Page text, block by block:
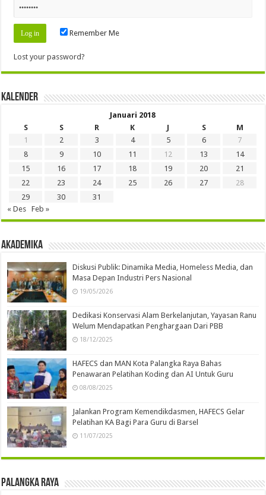
Remember Me
Lost your password?
Kalender
Januari 2018
S
S R K J S
M
1
2 3 4 5 6
7
8
9 10 11 12 13
14
15
16 17 18 19 20
21
22
23 24 25 26 27
28
29
30
31
« Des
Feb »
Akademika
Diskusi Publik: Dinamika Media, Homeless Media, dan
Masa Depan Industri Pers Nasional
19/05/2026
Dedikasi Konservasi Alam Berkelanjutan, Yayasan Ranu
Welum Mendapatkan Penghargaan Dari PBB
18/12/2025
HAFECS dan MAN Kota Palangka Raya Bahas
Penawaran Pelatihan Koding dan AI Untuk Guru
08/08/2025
Jalankan Program Kemendikdasmen, HAFECS Gelar
Pelatihan KA Bagi Para Guru di Barsel
11/07/2025
Palangka Raya